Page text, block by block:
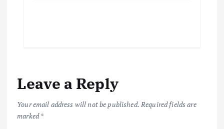
Leave a Reply
Your email address will not be published. Required fields are
marked*